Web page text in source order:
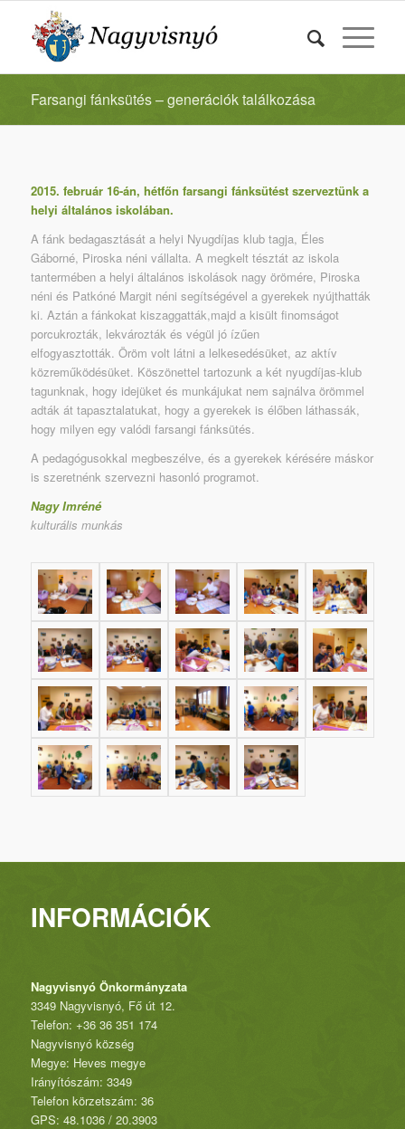
Farsangi fánksütés – generációk találkozása
2015. február 16-án, hétfőn farsangi fánksütést szerveztünk a
helyi általános iskolában.
A fánk bedagasztását a helyi Nyugdíjas klub tagja, Éles
Gáborné, Piroska néni vállalta. A megkelt tésztát az iskola
tantermében a helyi általános iskolások nagy örömére, Piroska
néni és Patkóné Margit néni segítségével a gyerekek nyújthatták
ki. Aztán a fánkokat kiszaggatták,majd a kisült finomságot
porcukrozták, lekvározták és végül jó ízűen
elfogyasztották. Öröm volt látni a lelkesedésüket, az aktív
közreműködésüket. Köszönettel tartozunk a két nyugdíjas-klub
tagunknak, hogy idejüket és munkájukat nem sajnálva örömmel
adták át tapasztalatukat, hogy a gyerekek is élőben láthassák,
hogy milyen egy valódi farsangi fánksütés.
A pedagógusokkal megbeszélve, és a gyerekek kérésére máskor
is szeretnénk szervezni hasonló programot.
Nagy Imréné
kulturális munkás
INFORMÁCIÓK
Nagyvisnyó Önkormányzata
3349 Nagyvisnyó, Fő út 12.
Telefon: +36 36 351 174
Nagyvisnyó község
Megye: Heves megye
Irányítószám: 3349
Telefon körzetszám: 36
GPS: 48.1036 / 20.3903